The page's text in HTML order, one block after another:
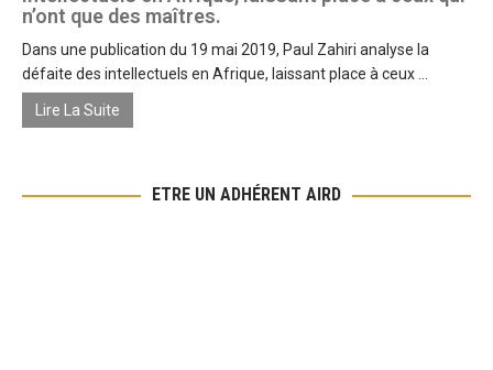
n’ont que des maîtres.
Dans une publication du 19 mai 2019, Paul Zahiri analyse la
défaite des intellectuels en Afrique, laissant place à ceux ...
Lire La Suite
ETRE UN ADHÉRENT AIRD